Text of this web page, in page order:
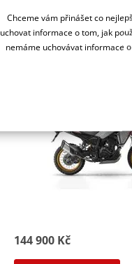
QJ MOTOR SRT
144 900 Kč
Chceme vám přinášet co
uchovat informace o tom, jak
nemáme uchovávat informace